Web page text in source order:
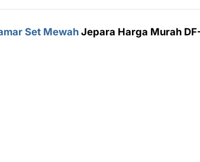
Set MewahJepara Harga Murah